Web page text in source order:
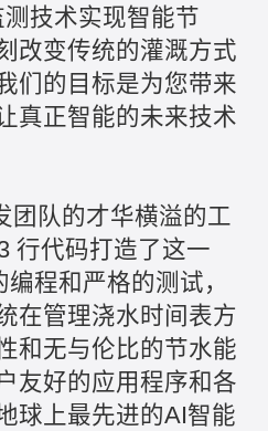
技术实现智能节
改变传统的灌溉方式
们的目标是为您带来
真正智能的未来技术
团队的才华横溢的工
行代码打造了这一
程和严格的测试，
在管理浇水时间表方
和无与伦比的节水能
友好的应用程序和各
球上最先进的AI智能